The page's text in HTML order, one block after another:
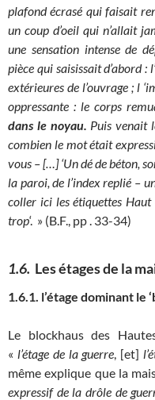
plafond écrasé qui faisait
un coup d’oeil qui n’allait
une sensation intense de
pièce qui saisissait d’abord
extérieures de l’ouvrage ; l
oppressante : le corps
dans le noyau. Puis venait
combien le mot était
vous – […] ‘Un dé de béton,
la paroi, de l’index replié –
coller ici les étiquettes Haut
trop‘. » (B.F., pp . 33-34)
1.6. Les étages de la
1.6.1. l’étage dominant le
Le blockhaus des
« l’étage de la guerre, [et]
même explique que la
expressif de la drôle de